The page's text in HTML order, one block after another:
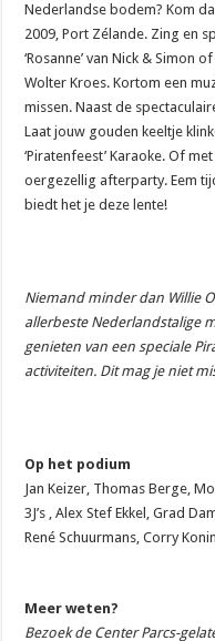
Nederlandse bodem? Kom
2009, Port Zélande. Zing en
‘Rosanne’ van Nick & Simon
Wolter Kroes. Kortom een
missen. Naast de
Laat jouw gouden keeltje
‘Piratenfeest’ Karaoke. Of
oergezellig afterparty. Eem
biedt het je deze lente!
Niemand minder dan Willie
allerbeste Nederlandstalige
genieten van een speciale
activiteiten. Dit mag je niet
Op het podium
Jan Keizer, Thomas Berge,
3J’s , Alex Stef Ekkel, Grad
René Schuurmans, Corry
Meer weten?
Bezoek de Center Parcs-